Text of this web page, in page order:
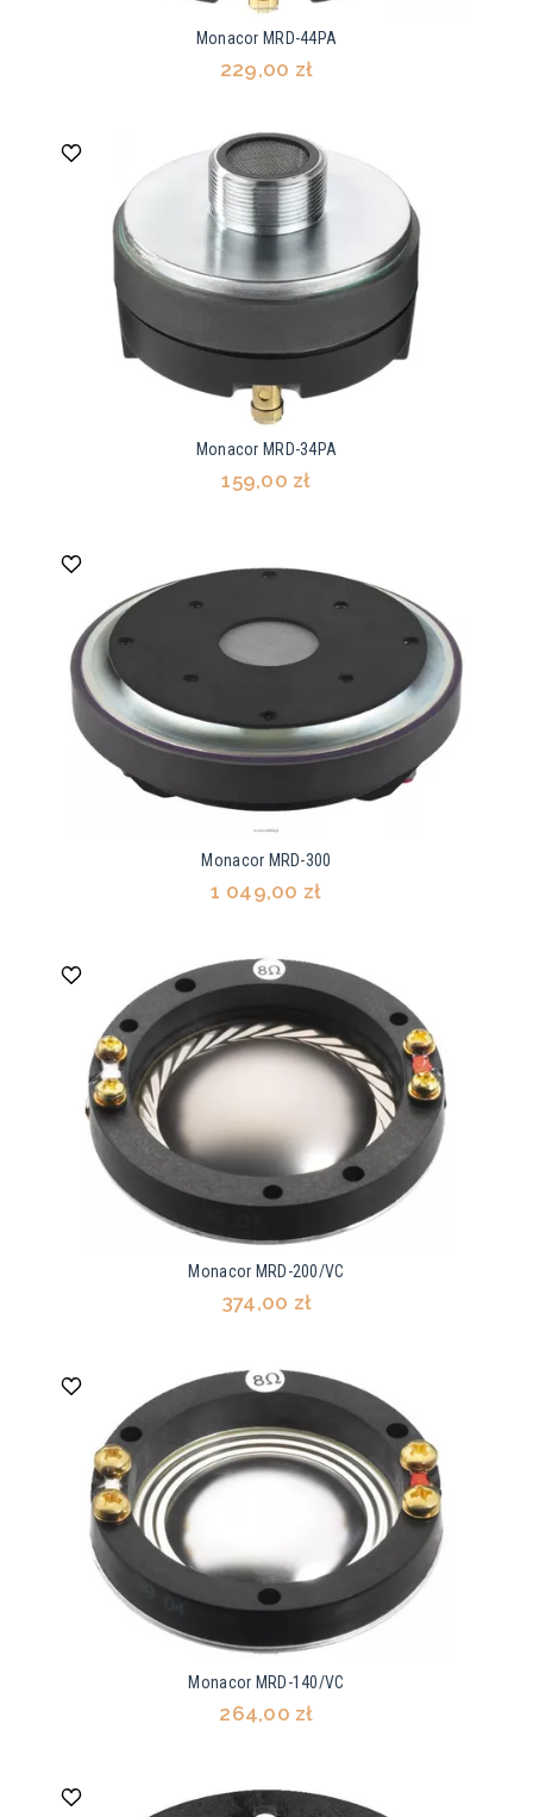
Monacor MRD-44PA
229,00 zł
Monacor MRD-34PA
159,00 zł
Monacor MRD-300
1 049,00 zł
Monacor MRD-200/VC
374,00 zł
Monacor MRD-140/VC
264,00 zł